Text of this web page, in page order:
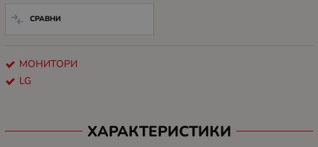
СРАВНИ
МОНИТОРИ
LG
ХАРАКТЕРИСТИКИ